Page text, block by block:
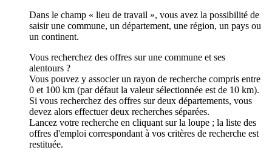
Dans le champ « lieu de travail », vous avez la possibilité de
saisir une commune, un département, une région, un pays ou
un continent.
Vous recherchez des offres sur une commune et ses
alentours ?
Vous pouvez y associer un rayon de recherche compris entre
0 et 100 km (par défaut la valeur sélectionnée est de 10 km).
Si vous recherchez des offres sur deux départements, vous
devez alors effectuer deux recherches séparées.
Lancez votre recherche en cliquant sur la loupe ; la liste des
offres d'emploi correspondant à vos critères de recherche est
restituée.